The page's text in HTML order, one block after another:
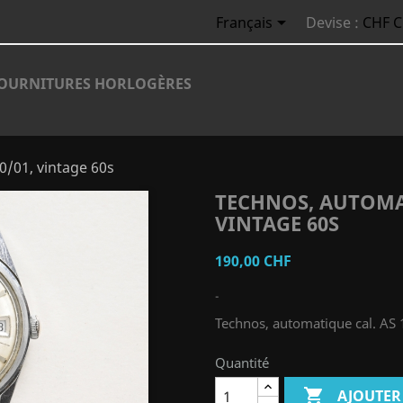
Français Devise : CHF
HORLOGÈRES
01, vintage 60s
TECHNOS,
VINTAGE 60S
190,00 CHF
-
Technos, automatique cal. AS
Quantité
